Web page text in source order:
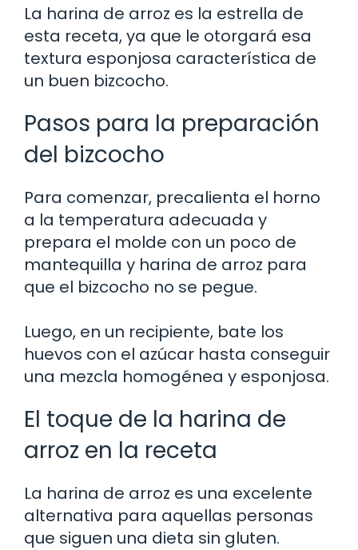
La harina de arroz es la estrella de
esta receta, ya que le otorgará esa
textura esponjosa característica de
un buen bizcocho.
Pasos para la preparación
del bizcocho
Para comenzar, precalienta el horno
a la temperatura adecuada y
prepara el molde con un poco de
mantequilla y harina de arroz para
que el bizcocho no se pegue.
Luego, en un recipiente, bate los
huevos con el azúcar hasta conseguir
una mezcla homogénea y esponjosa.
El toque de la harina de
arroz en la receta
La harina de arroz es una excelente
alternativa para aquellas personas
que siguen una dieta sin gluten.